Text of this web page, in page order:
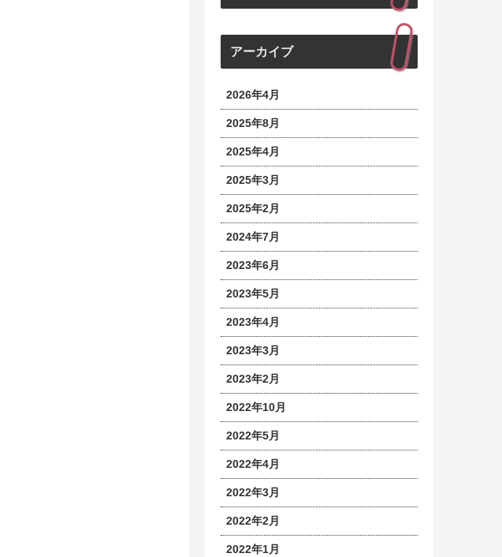
アーカイブ
2026年4月
2025年8月
2025年4月
2025年3月
2025年2月
2024年7月
2023年6月
2023年5月
2023年4月
2023年3月
2023年2月
2022年10月
2022年5月
2022年4月
2022年3月
2022年2月
2022年1月